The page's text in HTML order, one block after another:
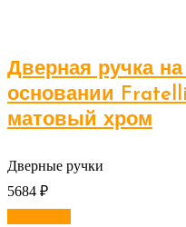
Дверная ручка
основании
матовый хром
Дверные ручки
5684 ₽